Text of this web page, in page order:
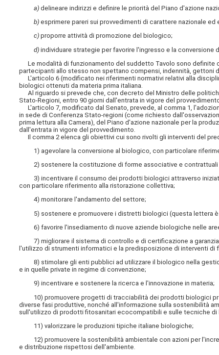
a) delineare indirizzi e definire le priorità del Piano d'azione
b) esprimere pareri sui provvedimenti di carattere nazionale
c) proporre attività di promozione del biologico;
d) individuare strategie per favorire l'ingresso e la conversione
Le modalità di funzionamento del suddetto Tavolo sono definite
partecipanti allo stesso non spettano compensi, indennità, gettoni
L'articolo 6 (modificato nei riferimenti normativi relativi alla
biologici ottenuti da materia prima italiana.
Al riguardo si prevede che, con decreto del Ministro delle
Stato-Regioni, entro 90 giorni dall'entrata in vigore del
L'articolo 7, modificato dal Senato, prevede, al comma 1,
in sede di Conferenza Stato-regioni (come richiesto
prima lettura alla Camera), del Piano d'azione nazionale per la
dall'entrata in vigore del provvedimento.
Il comma 2 elenca gli obiettivi cui sono rivolti gli interventi del
1) agevolare la conversione al biologico, con particolare
2) sostenere la costituzione di forme associative e contrattuali
3) incentivare il consumo dei prodotti biologici attraverso
con particolare riferimento alla ristorazione collettiva;
4) monitorare l'andamento del settore;
5) sostenere e promuovere i distretti biologici (questa lettera è
6) favorire l'insediamento di nuove aziende biologiche nelle
7) migliorare il sistema di controllo e di certificazione a
l'utilizzo di strumenti informatici e la predisposizione di interventi di
8) stimolare gli enti pubblici ad utilizzare il biologico nella
e in quelle private in regime di convenzione;
9) incentivare e sostenere la ricerca e l'innovazione in materia;
10) promuovere progetti di tracciabilità dei prodotti biologici
diverse fasi produttive, nonché all'informazione sulla sostenibilità
sull'utilizzo di prodotti fitosanitari ecocompatibili e sulle tecniche
11) valorizzare le produzioni tipiche italiane biologiche;
12) promuovere la sostenibilità ambientale con azioni per
e distribuzione rispettosi dell'ambiente.